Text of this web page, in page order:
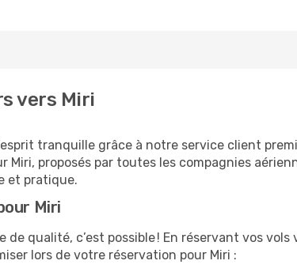
vers Miri
tranquille grâce à notre service client
proposés par toutes les compagnies
et pratique.
Miri
qualité, c’est possible ! En réservant vos vols
lors de votre réservation pour Miri :